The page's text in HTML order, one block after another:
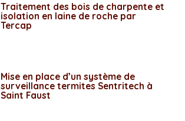
Traitement des bois de charpente et
isolation en laine de roche par
Tercap
Mise en place d’un système de
surveillance termites Sentritech à
Saint Faust